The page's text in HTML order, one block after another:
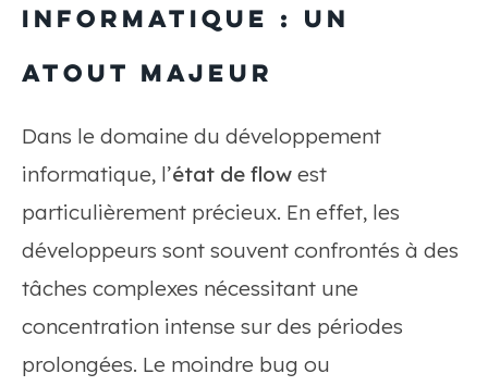
informatique : un
atout majeur
Dans le domaine du développement
informatique, l’état de flow est
particulièrement précieux. En effet, les
développeurs sont souvent confrontés à des
tâches complexes nécessitant une
concentration intense sur des périodes
prolongées. Le moindre bug ou